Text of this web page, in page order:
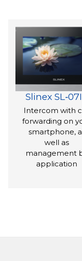
Slinex
Intercom with
forwarding on
smartphone,
well as
management
application